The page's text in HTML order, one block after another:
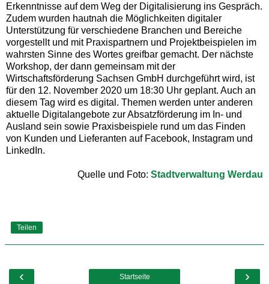
Erkenntnisse auf dem Weg der Digitalisierung ins Gespräch.
Zudem wurden hautnah die Möglichkeiten digitaler
Unterstützung für verschiedene Branchen und Bereiche
vorgestellt und mit Praxispartnern und Projektbeispielen im
wahrsten Sinne des Wortes greifbar gemacht. Der nächste
Workshop, der dann gemeinsam mit der
Wirtschaftsförderung Sachsen GmbH durchgeführt wird, ist
für den 12. November 2020 um 18:30 Uhr geplant. Auch an
diesem Tag wird es digital. Themen werden unter anderen
aktuelle Digitalangebote zur Absatzförderung im In- und
Ausland sein sowie Praxisbeispiele rund um das Finden
von Kunden und Lieferanten auf Facebook, Instagram und
LinkedIn.
Quelle und Foto: Stadtverwaltung Werdau
Teilen
‹ ›
Startseite